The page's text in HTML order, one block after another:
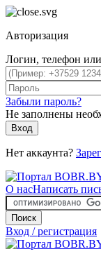
Авторизация
Логин, телефон
Забыли пароль?
Не заполнены
Вход
Нет аккаунта?
О насНаписать
Поиск
Вход / регистрация